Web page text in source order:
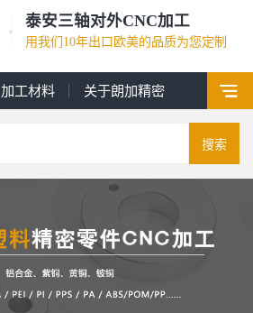
泰安三轴对外CNC加工
用我们10年出口欧美的品质为您定制
加工材料 关于朗加精密
搜索